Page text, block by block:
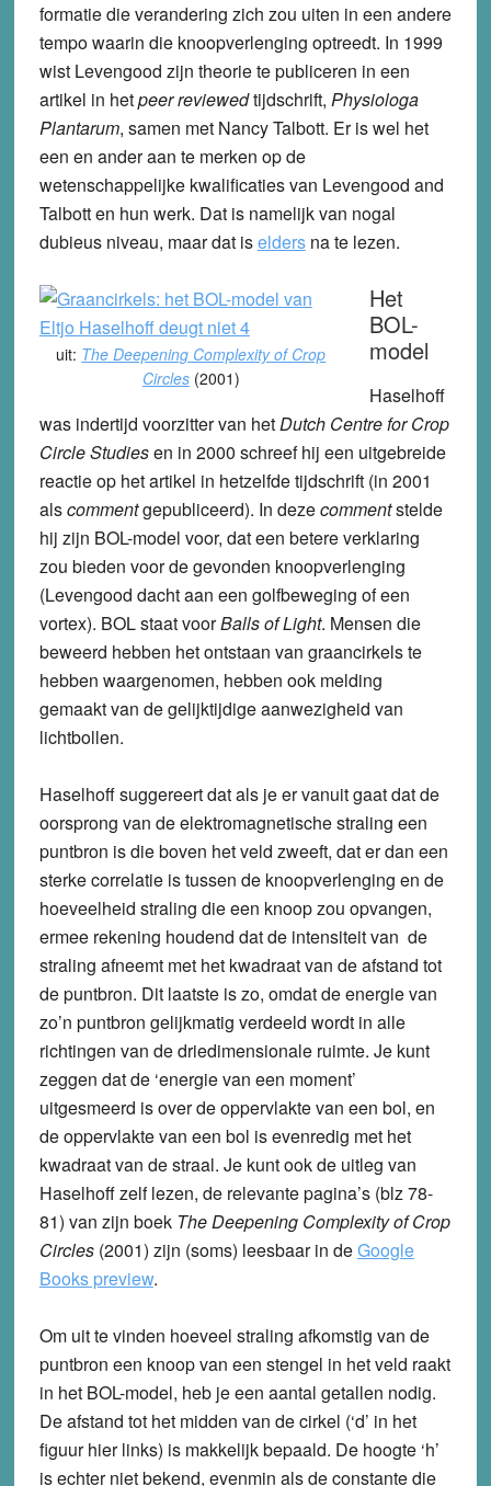
formatie die verandering zich zou uiten in een andere
tempo waarin die knoopverlenging optreedt. In 1999
wist Levengood zijn theorie te publiceren in een
artikel in hetpeer reviewedtijdschrift, Physiologa
Plantarum, samen met Nancy Talbott. Er is wel het
een en ander aan te merken op de
wetenschappelijke kwalificaties van Levengood and
Talbott en hun werk. Dat is namelijk van nogal
dubieus niveau, maar dat iseldersna te lezen.
uit: The Deepening Complexity of Crop
Circles(2001)
Het
BOL-
model
Haselhoff
was indertijd voorzitter van hetDutch Centre for Crop
Circle Studiesen in 2000 schreef hij een uitgebreide
reactie op het artikel in hetzelfde tijdschrift (in 2001
alscommentgepubliceerd). In dezecommentstelde
hij zijn BOL-model voor, dat een betere verklaring
zou bieden voor de gevonden knoopverlenging
(Levengood dacht aan een golfbeweging of een
vortex). BOL staat voorBalls of Light. Mensen die
beweerd hebben het ontstaan van graancirkels te
hebben waargenomen, hebben ook melding
gemaakt van de gelijktijdige aanwezigheid van
lichtbollen.
Haselhoff suggereert dat als je er vanuit gaat dat de
oorsprong van de elektromagnetische straling een
puntbron is die boven het veld zweeft, dat er dan een
sterke correlatie is tussen de knoopverlenging en de
hoeveelheid straling die een knoop zou opvangen,
ermee rekening houdend dat de intensiteit van de
straling afneemt met het kwadraat van de afstand tot
de puntbron. Dit laatste is zo, omdat de energie van
zo’n puntbron gelijkmatig verdeeld wordt in alle
richtingen van de driedimensionale ruimte. Je kunt
zeggen dat de ‘energie van een moment’
uitgesmeerd is over de oppervlakte van een bol, en
de oppervlakte van een bol is evenredig met het
kwadraat van de straal. Je kunt ook de uitleg van
Haselhoff zelf lezen, de relevante pagina’s (blz 78-
81) van zijn boek The Deepening Complexity of Crop
Circles(2001) zijn (soms) leesbaar in deGoogle
Books preview.
Om uit te vinden hoeveel straling afkomstig van de
puntbron een knoop van een stengel in het veld raakt
in het BOL-model, heb je een aantal getallen nodig.
De afstand tot het midden van de cirkel (‘d’ in het
figuur hier links) is makkelijk bepaald. De hoogte ‘h’
is echter niet bekend, evenmin als de constante die